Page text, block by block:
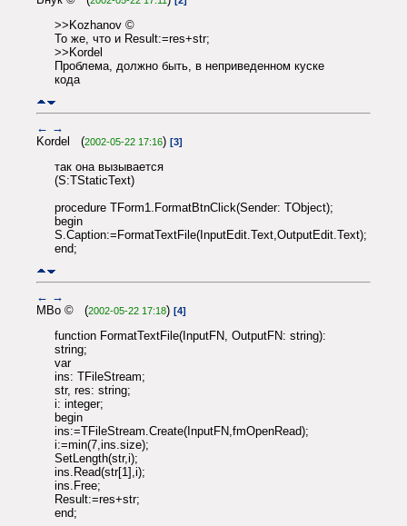
>>Kozhanov ©
То же, что и Result:=res+str;
>>Kordel
Проблема, должно быть, в неприведенном куске
кода
← →
Kordel (2002-05-22 17:16) [3]
так она вызывается
(S:TStaticText)
procedure TForm1.FormatBtnClick(Sender: TObject);
begin
S.Caption:=FormatTextFile(InputEdit.Text,OutputEdit.Text);
end;
← →
MBo © (2002-05-22 17:18) [4]
function FormatTextFile(InputFN, OutputFN: string):
string;
var
ins: TFileStream;
str, res: string;
i: integer;
begin
ins:=TFileStream.Create(InputFN,fmOpenRead);
i:=min(7,ins.size);
SetLength(str,i);
ins.Read(str[1],i);
ins.Free;
Result:=res+str;
end;